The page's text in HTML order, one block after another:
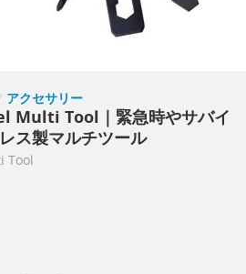
アクセサリー
Multi Tool｜緊急時やサバイ
ス製マルチツール
Tool